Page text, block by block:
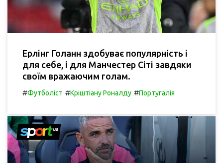
Ерлінг Голанн здобуває популярність і
для себе, і для Манчестер Сіті завдяки
своїм вражаючим голам.
#Футболіст #Кріштіану Роналду #Португалія